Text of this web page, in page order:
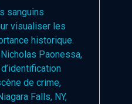
sanguins
visualiser les
historique.
Paonessa,
de crime,
Falls, NY,